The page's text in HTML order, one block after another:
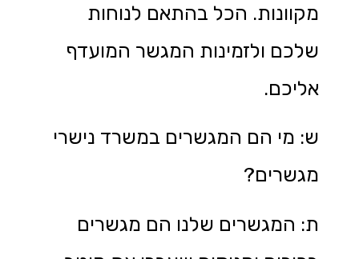
מקוונות. הכל בהתאם לנוחות
שלכם ולזמינות המגשר המועדף
אליכם.
ש: מי הם המגשרים במשרד נישרי
מגשרים?
ת: המגשרים שלנו הם מגשרים